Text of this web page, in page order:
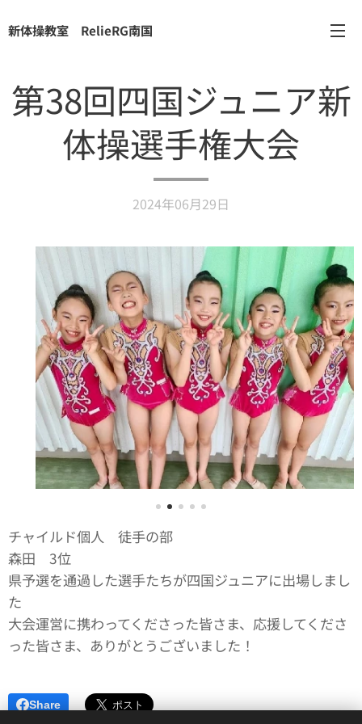
新体操教室 RelieRG南国
第38回四国ジュニア新
体操選手権大会
2024年06月29日
チャイルド個人 徒手の部
森田 3位🥉✨
県予選を通過した選手たちが四国ジュニアに出場しまし
た❣️
大会運営に携わってくださった皆さま、応援してくださ
った皆さま、ありがとうございました！
Share